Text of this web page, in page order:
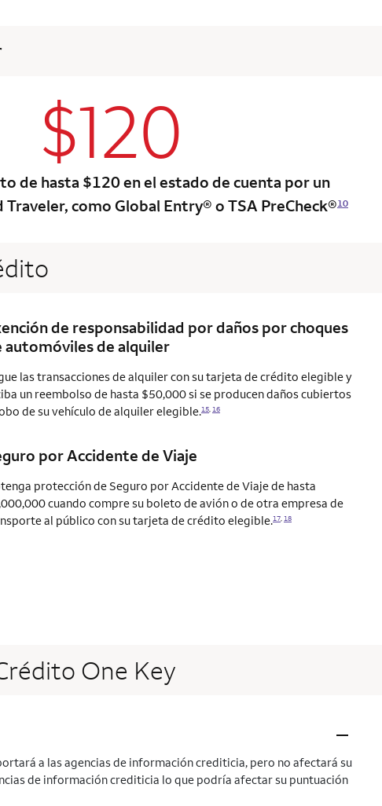
column 2 Onkey+ card
$120
de hasta $120 en el estado de cuenta por un
como Global Entry® o TSA PreCheck®10
de responsabilidad por daños por choques
automóviles de alquiler
las transacciones de alquiler con su tarjeta de crédito elegible y
un reembolso de hasta $50,000 si se producen daños cubiertos
de su vehículo de alquilerelegible.15 16
por Accidente de Viaje
protección de Seguro por Accidente de Viaje de hasta
cuando compre su boleto de avión o de otra empresa de
al público con su tarjeta de crédito elegible.17 18
One Key
–
a las agencias de información crediticia, pero no afectará su
de información crediticia lo que podría afectar su puntuación